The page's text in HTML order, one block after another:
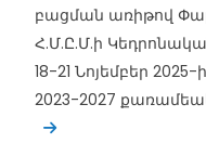
բացման առիթով
Հ.Մ.Ը.Մ.ի
18-21 Նոյեմբեր
2023-2027